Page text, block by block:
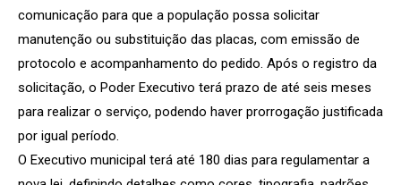
comunicação para que a população possa solicitar
manutenção ou substituição das placas, com emissão de
protocolo e acompanhamento do pedido. Após o registro da
solicitação, o Poder Executivo terá prazo de até seis meses
para realizar o serviço, podendo haver prorrogação justificada
por igual período.
O Executivo municipal terá até 180 dias para regulamentar a